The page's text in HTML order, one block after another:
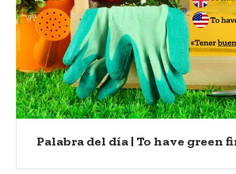
Palabra del día | To have green